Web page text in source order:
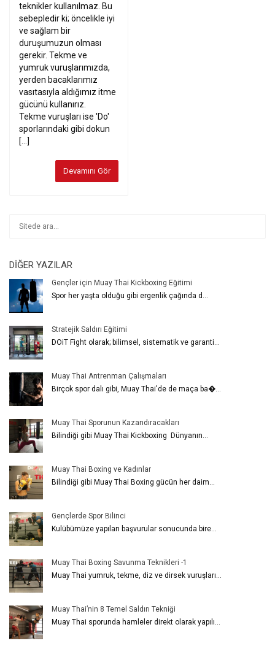
teknikler kullanılmaz. Bu
sebepledir ki; öncelikle iyi
ve sağlam bir
duruşumuzun olması
gerekir. Tekme ve
yumruk vuruşlarımızda,
yerden bacaklarımız
vasıtasıyla aldığımız itme
gücünü kullanırız.
Tekme vuruşları ise 'Do'
sporlarındaki gibi dokun
[...]
Devamını Gör
DIĞER YAZILAR
Gençler için Muay Thai Kickboxing Eğitimi
Spor her yaşta olduğu gibi ergenlik çağında d...
Stratejik Saldırı Eğitimi
DOiT Fight olarak; bilimsel, sistematik ve garanti...
Muay Thai Antrenman Çalışmaları
Birçok spor dalı gibi, Muay Thai'de de maça ba�...
Muay Thai Sporunun Kazandıracakları
Bilindiği gibi Muay Thai Kickboxing Dünyanın...
Muay Thai Boxing ve Kadınlar
Bilindiği gibi Muay Thai Boxing gücün her daim...
Gençlerde Spor Bilinci
Kulübümüze yapılan başvurular sonucunda bire...
Muay Thai Boxing Savunma Teknikleri -1
Muay Thai yumruk, tekme, diz ve dirsek vuruşları...
Muay Thai’nin 8 Temel Saldırı Tekniği
Muay Thai sporunda hamleler direkt olarak yapılı...